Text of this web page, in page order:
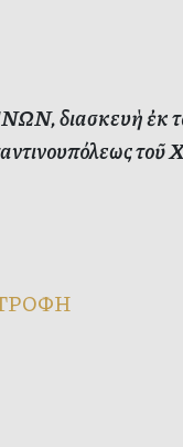
διασκευὴ ἐκ
τοῦ